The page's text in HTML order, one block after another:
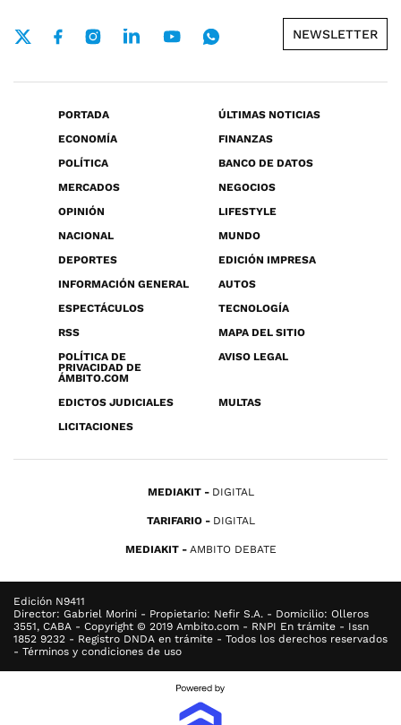
NEWSLETTER
PORTADA
ÚLTIMAS NOTICIAS
ECONOMÍA
FINANZAS
POLÍTICA
BANCO DE DATOS
MERCADOS
NEGOCIOS
OPINIÓN
LIFESTYLE
NACIONAL
MUNDO
DEPORTES
EDICIÓN IMPRESA
INFORMACIÓN GENERAL
AUTOS
ESPECTÁCULOS
TECNOLOGÍA
RSS
MAPA DEL SITIO
POLÍTICA DE
PRIVACIDAD DE
ÁMBITO.COM
AVISO LEGAL
EDICTOS JUDICIALES
MULTAS
LICITACIONES
MEDIAKIT DIGITAL
TARIFARIO DIGITAL
MEDIAKIT AMBITO DEBATE
Edición N9411
Director: Gabriel Morini - Propietario: Nefir S.A. - Domicilio: Olleros
3551, CABA - Copyright © 2019 Ambito.com - RNPI En trámite - Issn
1852 9232 - Registro DNDA en trámite - Todos los derechos reservados
- Términos y condiciones de uso